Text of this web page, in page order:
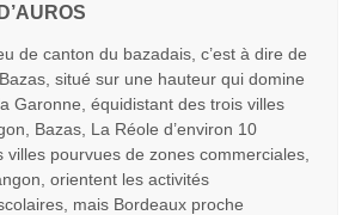
de canton du bazadais, c’est à dire de
situé sur une hauteur qui domine
Garonne, équidistant des trois villes
Bazas, La Réole d’environ 10
villes pourvues de zones commerciales,
orientent les activités
mais Bordeaux proche